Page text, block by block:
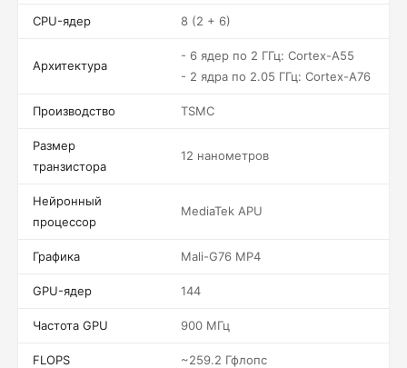
CPU-ядер 8 (2 + 6)
Архитектура
- 6 ядер по 2 ГГц: Cortex-A55
- 2 ядра по 2.05 ГГц: Cortex-A76
Производство TSMC
Размер
транзистора
12 нанометров
Нейронный
процессор
MediaTek APU
Графика Mali-G76 MP4
GPU-ядер 144
Частота GPU 900 МГц
FLOPS ~259.2 Гфлопс